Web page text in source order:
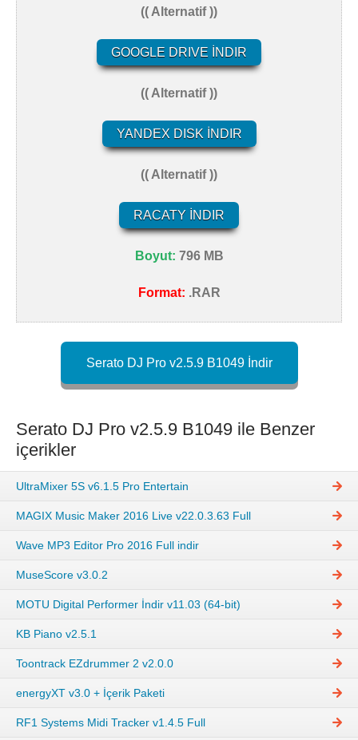
(( Alternatif ))
GOOGLE DRIVE İNDIR
(( Alternatif ))
YANDEX DISK İNDIR
(( Alternatif ))
RACATY İNDIR
Boyut: 796 MB
Format: .RAR
Serato DJ Pro v2.5.9 B1049 İndir
Serato DJ Pro v2.5.9 B1049 ile Benzer
içerikler
UltraMixer 5S v6.1.5 Pro Entertain
MAGIX Music Maker 2016 Live v22.0.3.63 Full
Wave MP3 Editor Pro 2016 Full indir
MuseScore v3.0.2
MOTU Digital Performer İndir v11.03 (64-bit)
KB Piano v2.5.1
Toontrack EZdrummer 2 v2.0.0
energyXT v3.0 + İçerik Paketi
RF1 Systems Midi Tracker v1.4.5 Full